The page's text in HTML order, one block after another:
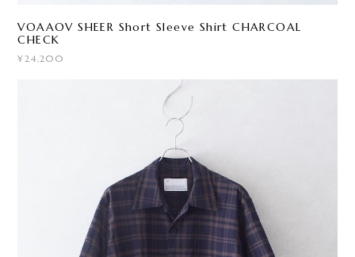
VOAAOV SHEER Short Sleeve Shirt CHARCOAL
CHECK
¥24,200